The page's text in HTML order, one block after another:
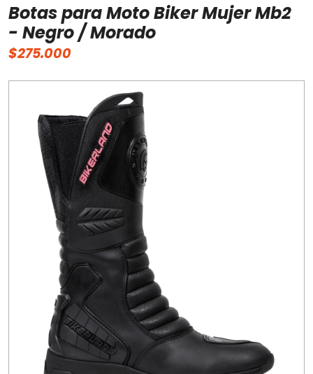
Botas para Moto Biker Mujer Mb2
- Negro / Morado
$275.000